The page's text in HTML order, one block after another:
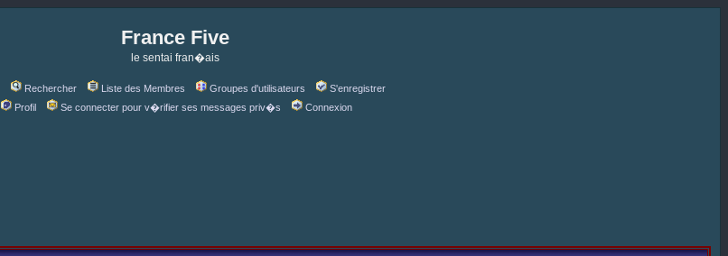
France Five
le sentai fran�ais
Rechercher Liste des Membres Groupes d'utilisateurs
S'enregistrer
Profil
Se connecter pour v�rifier ses messages priv�s Connexion